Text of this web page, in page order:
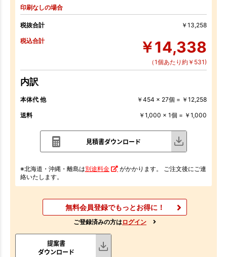
印刷なしの場合
税抜合計 ￥13,258
税込合計 ￥14,338
（1個あたり約￥531)
内訳
本体代 他 ￥454 x 27個 = ￥12,258
送料 ￥1,000 x 1個 = ￥1,000
見積書ダウンロード
※北海道・沖縄・離島は別途料金
がかかります。 ご注文後にご連
絡いたします。
無料会員登録でもっとお得に！
ご登録済みの方はログイン
提案書
ダウンロード